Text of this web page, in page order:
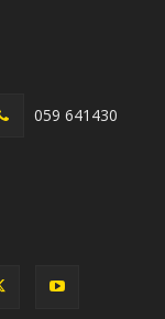
059 641430